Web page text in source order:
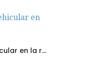
Percances viales generan caos vehicular en la ruta al Pacífico este viernes